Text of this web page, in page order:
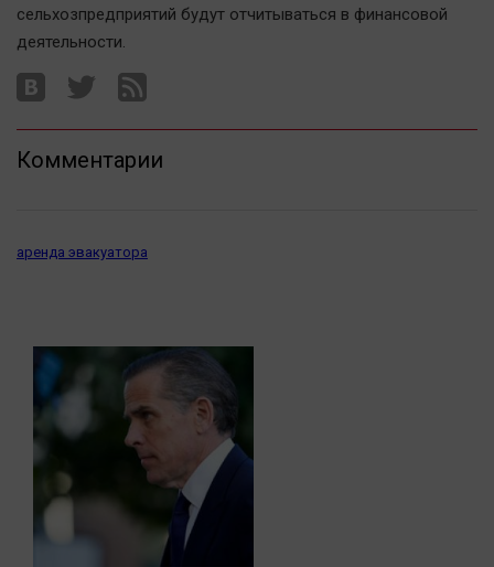
Актуальная тема
Афиша
Блогеркуль
Вирус чтения
Качество жизни
Конкурс
Народная журналистика
Наука
сельхозпредприятий будут отчитываться в финансовой
деятельности.
Комментарии
аренда эвакуатора